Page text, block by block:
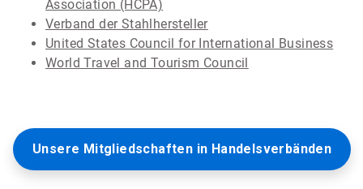
Association (HCPA)
Verband der Stahlhersteller
United States Council for International Business
World Travel and Tourism Council
Unsere Mitgliedschaften in Handelsverbänden